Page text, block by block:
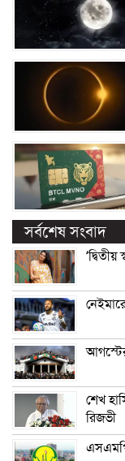
সর্বশেষ সংবাদ
শেখ
রিজভী